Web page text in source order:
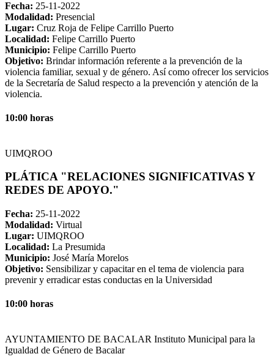
Fecha: 25-11-2022
Modalidad: Presencial
Lugar: Cruz Roja de Felipe Carrillo Puerto
Localidad: Felipe Carrillo Puerto
Municipio: Felipe Carrillo Puerto
Objetivo: Brindar información referente a la prevención de la
violencia familiar, sexual y de género. Así como ofrecer los servicios
de la Secretaría de Salud respecto a la prevención y atención de la
violencia.
10:00 horas
UIMQROO
PLÁTICA "RELACIONES SIGNIFICATIVAS Y
REDES DE APOYO."
Fecha: 25-11-2022
Modalidad: Virtual
Lugar: UIMQROO
Localidad: La Presumida
Municipio: José María Morelos
Objetivo: Sensibilizar y capacitar en el tema de violencia para
prevenir y erradicar estas conductas en la Universidad
10:00 horas
AYUNTAMIENTO DE BACALAR Instituto Municipal para la
Igualdad de Género de Bacalar